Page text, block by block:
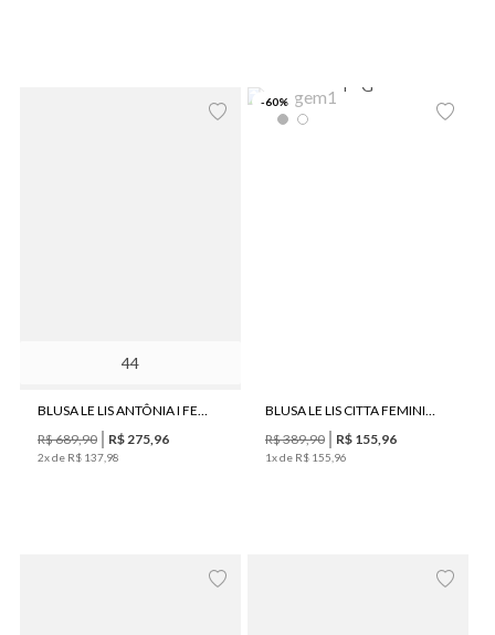
44
BLUSA LE LIS ANTÔNIA I FEMININA
R$689,90 R$ 275 96
2x de R$ 137 98
-60%
P G
BLUSA LE LIS CITTA FEMININA
R$389,90 R$ 155 96
1x de R$ 155 96